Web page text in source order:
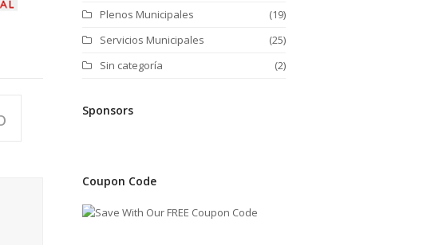
Plenos Municipales
(19)
Servicios Municipales
(25)
Sin categoría
(2)
Sponsors
Coupon Code